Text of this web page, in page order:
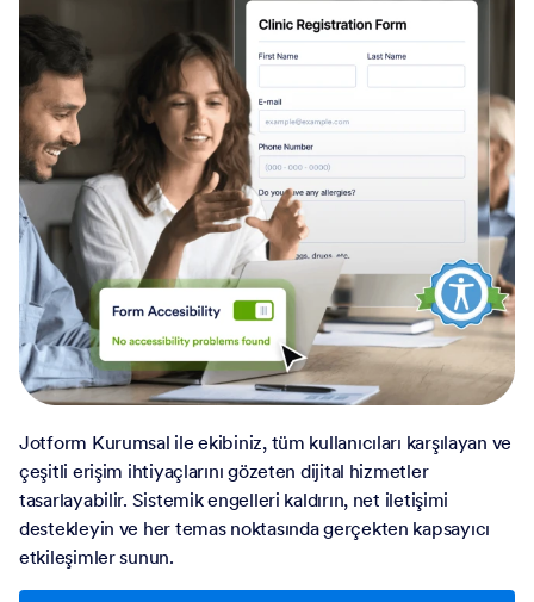
Jotform Kurumsal ile ekibiniz, tüm kullanıcıları karşılayan ve
çeşitli erişim ihtiyaçlarını gözeten dijital hizmetler
tasarlayabilir. Sistemik engelleri kaldırın, net iletişimi
destekleyin ve her temas noktasında gerçekten kapsayıcı
etkileşimler sunun.